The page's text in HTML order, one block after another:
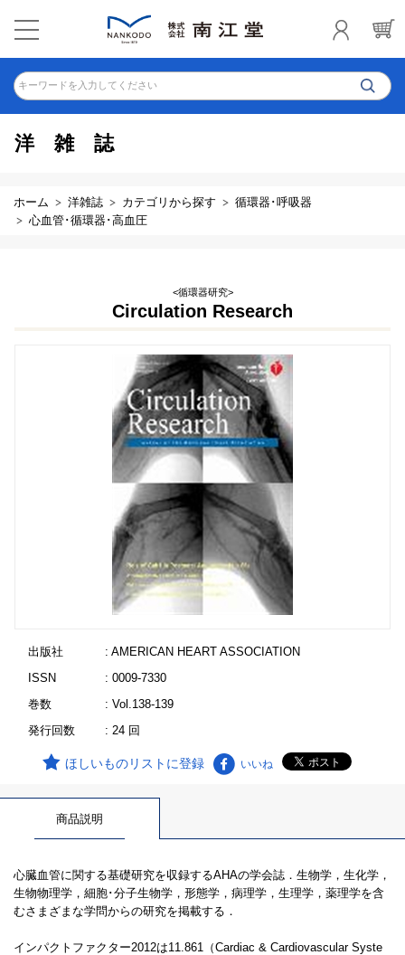
キーワードを入力してください
洋雑誌
ホーム 洋雑誌 カテゴリから探す
循環器･呼吸器
心血管･循環器･高血圧
<循環器研究>
Circulation Research
出版社
: AMERICAN HEART ASSOCIATION
ISSN
: 0009-7330
巻数
: Vol.138-139
発行回数
: 24 回
ほしいものリストに登録 いいね
商品説明
心臓血管に関する基礎研究を収録するAHAの学会誌．生物学，生化学，
生物物理学，細胞･分子生物学，形態学，病理学，生理学，薬理学を含
むさまざまな学問からの研究を掲載する．
インパクトファクター2012は11.861（Cardiac & Cardiovascular Syste